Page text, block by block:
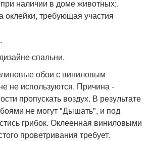
наличии в доме животных;.
требующая участия
спальни.
обои с виниловым
не используются. Причина -
пропускать воздух. В результате
не могут "Дышать", и под
грибок. Оклеенная виниловыми
проветривания требует.